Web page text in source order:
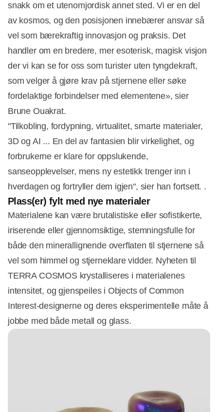
snakk om et utenomjordisk annet sted. Vi er en del
av kosmos, og den posisjonen innebærer ansvar så
vel som bærekraftig innovasjon og praksis. Det
handler om en bredere, mer esoterisk, magisk visjon
der vi kan se for oss som turister uten tyngdekraft,
som velger å gjøre krav på stjernene eller søke
fordelaktige forbindelser med elementene», sier
Brune Ouakrat.
"Tilkobling, fordypning, virtualitet, smarte materialer,
3D og AI ... En del av fantasien blir virkelighet, og
forbrukerne er klare for oppslukende,
sanseopplevelser, mens ny estetikk trenger inn i
hverdagen og fortryller dem igjen", sier han fortsett. .
Plass(er) fylt med nye materialer
Materialene kan være brutalistiske eller sofistikerte,
iriserende eller gjennomsiktige, stemningsfulle for
både den minerallignende overflaten til stjernene så
vel som himmel og stjerneklare vidder. Nyheten til
TERRA COSMOS krystalliseres i materialenes
intensitet, og gjenspeiles i Objects of Common
Interest-designerne og deres eksperimentelle måte å
jobbe med både metall og glass.